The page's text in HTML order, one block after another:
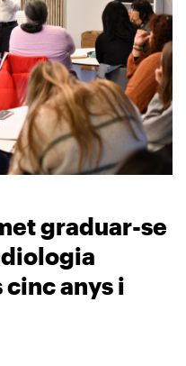
graduar-se
cinc anys i